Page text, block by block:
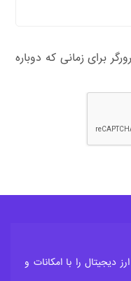
برای زمانی که دوباره
را با امکانات و